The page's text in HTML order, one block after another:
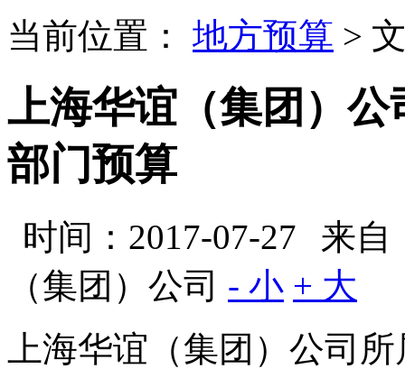
当前位置： 地方预算 >
上海华谊（集团）公
部门预算
时间：2017-07-27
来自
（集团）公司 - 小 + 大
上海华谊（集团）公司